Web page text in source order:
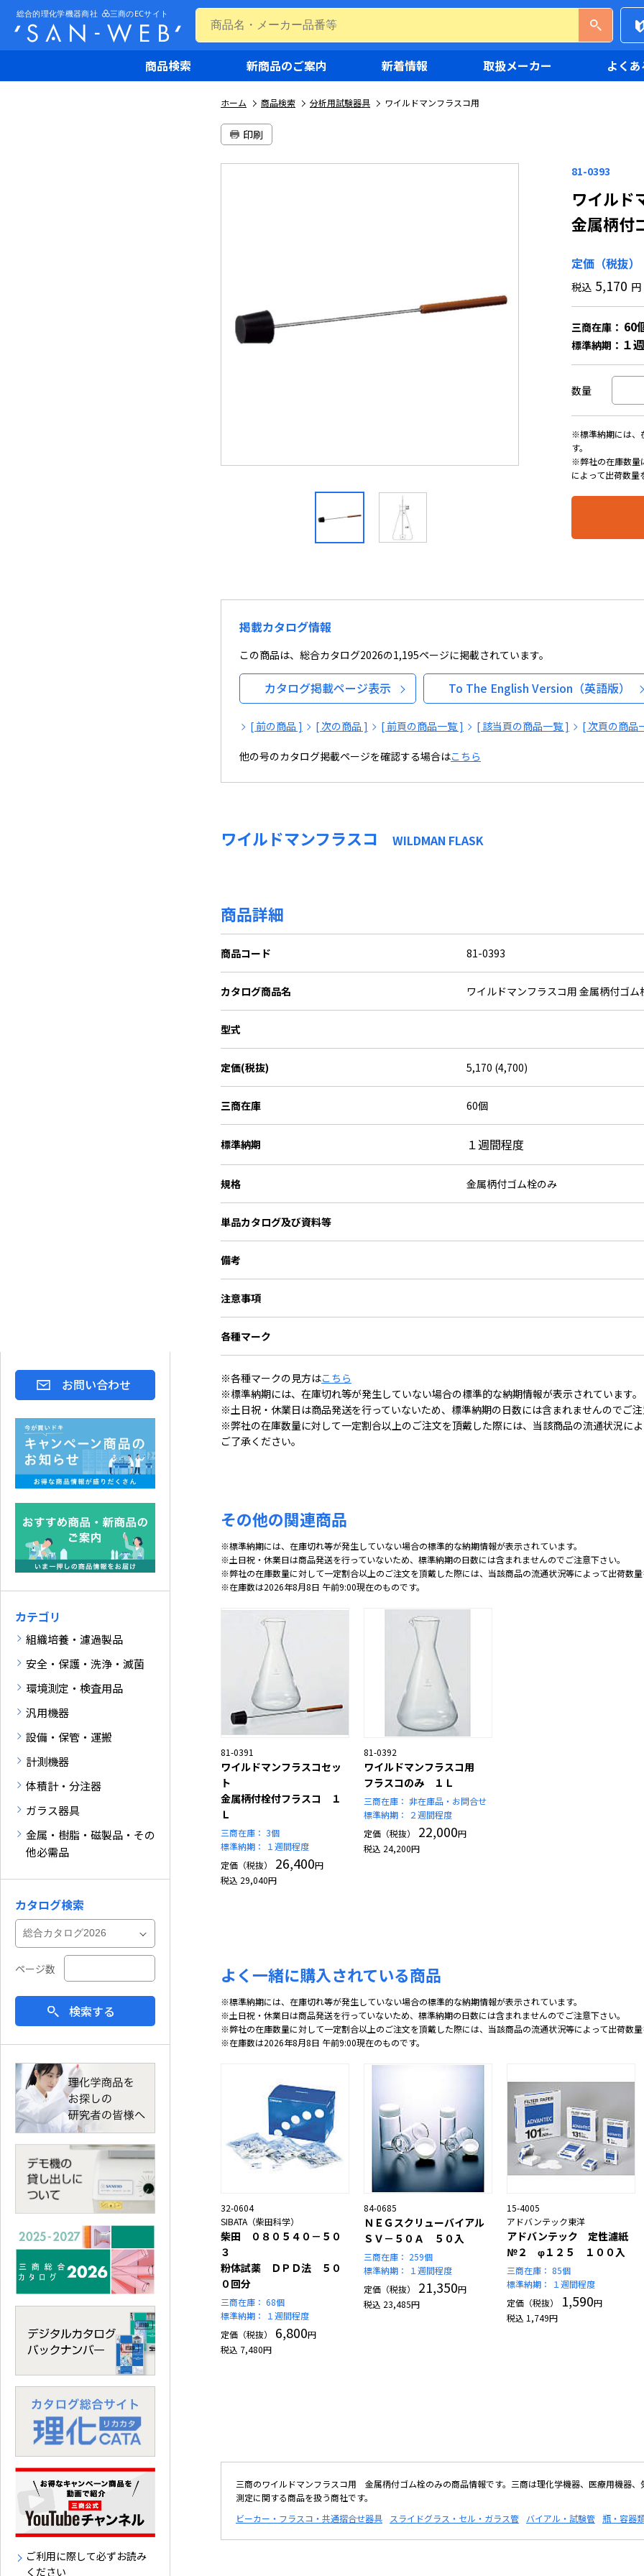
商品検索 新商品のご案内 新着情報 取扱メーカー よく
ホーム 商品検索 分析用試験器具 ワイルドマンフラスコ用
印刷
81-0393
ワイルド
金属柄付
定価（税抜）
税込 5,170 円
三商在庫： 60
標準納期： １
数量
※標準納期には、
す。
※弊社の在庫数量
によって出荷数
掲載カタログ情報
この商品は、総合カタログ2026の1,195ページに掲載されています。
カタログ掲載ページ表示 To The English Version（英語版）
[ 前の商品 ] [ 次の商品 ] [ 前頁の商品一覧 ] [ 該当頁の商品一覧 ] [ 次頁の商品
他の号のカタログ掲載ページを確認する場合はこちら
ワイルドマンフラスコ WILDMAN FLASK
商品詳細
商品コード 81-0393
カタログ商品名 ワイルドマンフラスコ用 金属柄付ゴム
型式
定価(税抜) 5,170 (4,700)
三商在庫 60個
標準納期 １週間程度
規格 金属柄付ゴム栓のみ
単品カタログ及び資料等
備考
注意事項
各種マーク
※各種マークの見方はこちら
※標準納期には、在庫切れ等が発生していない場合の標準的な納期情報が表示されています。
※土日祝・休業日は商品発送を行っていないため、標準納期の日数には含まれませんのでご
※弊社の在庫数量に対して一定割合以上のご注文を頂戴した際には、当該商品の流通状況に
ご了承ください。
その他の関連商品
※標準納期には、在庫切れ等が発生していない場合の標準的な納期情報が表示されています。
※土日祝・休業日は商品発送を行っていないため、標準納期の日数には含まれませんのでご注意下さい。
※弊社の在庫数量に対して一定割合以上のご注文を頂戴した際には、当該商品の流通状況等によって出荷数
※在庫数は2026年8月8日 午前9:00現在のものです。
81-0391
ワイルドマンフラスコセッ
ト
金属柄付栓付フラスコ １
Ｌ
三商在庫： 3個
標準納期：
１週間程度
定価（税抜）
26,400円
税込 29,040円
81-0392
ワイルドマンフラスコ用
フラスコのみ １Ｌ
三商在庫： 非在庫品・お問合せ
標準納期：
２週間程度
定価（税抜）
22,000円
税込 24,200円
よく一緒に購入されている商品
※標準納期には、在庫切れ等が発生していない場合の標準的な納期情報が表示されています。
※土日祝・休業日は商品発送を行っていないため、標準納期の日数には含まれませんのでご注意下さい。
※弊社の在庫数量に対して一定割合以上のご注文を頂戴した際には、当該商品の流通状況等によって出荷数
※在庫数は2026年8月8日 午前9:00現在のものです。
32-0604
SIBATA（柴田科学）
柴田 ０８０５４０－５０
３
粉体試薬 ＤＰＤ法 ５０
０回分
三商在庫： 68個
標準納期：
１週間程度
定価（税抜）
6,800円
税込 7,480円
84-0685
ＮＥＧスクリューバイアル
ＳＶ－５０Ａ ５０入
三商在庫： 259個
標準納期：
１週間程度
定価（税抜）
21,350円
税込 23,485円
15-4005
アドバンテック東洋
アドバンテック 定性濾紙
№２ φ１２５ １００入
三商在庫： 85個
標準納期：
１週間程度
定価（税抜）
1,590円
税込 1,749円
三商のワイルドマンフラスコ用 金属柄付ゴム栓のみの商品情報です。三商は理化学機器、医療用機器
測定に関する商品を扱う商社です。
ビーカー・フラスコ・共通摺合せ器具
スライドグラス・セル・ガラス管 バイアル・試験管 瓶・容器
お問い合わせ
カテゴリ
組織培養・濾過製品
安全・保護・洗浄・滅菌
環境測定・検査用品
汎用機器
設備・保管・運搬
計測機器
体積計・分注器
ガラス器具
金属・樹脂・磁製品・その
他必需品
カタログ検索
ページ数
検索する
ご利用に際して必ずお読み
ください